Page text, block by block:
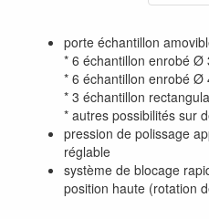
porte échantillon
* 6 échantillon enrobé Ø
* 6 échantillon enrobé Ø
* 3 échantillon
* autres possibilités sur
pression de polissage
réglable
système de blocage
position haute (rotation